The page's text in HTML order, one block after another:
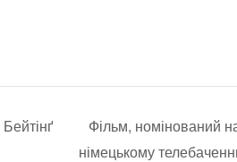
Фільм, номінований
німецькому